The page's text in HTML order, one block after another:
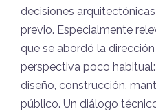
decisiones
previo. Especialmente
que se abordó la
perspectiva poco
diseño, construcción,
público. Un diálogo